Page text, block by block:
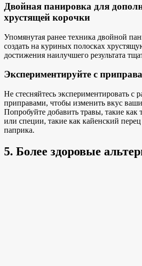
Двойная панировка для
хрустящей корочки
Упомянутая ранее техника двойной
создать на куриных полосках
достижения наилучшего результата
Экспериментируйте с
Не стесняйтесь экспериментировать с
приправами, чтобы изменить вкус
Попробуйте добавить травы, такие как
или специи, такие как кайенский
паприка.
5. Более здоровые